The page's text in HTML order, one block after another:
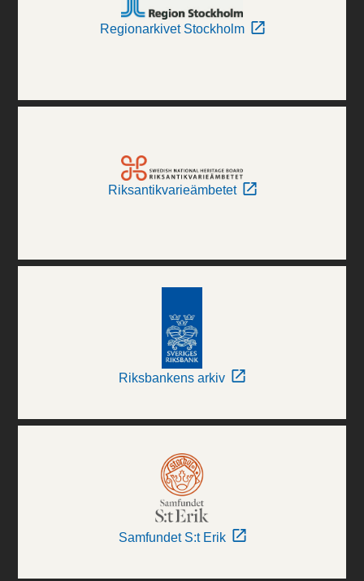
Regionarkivet Stockholm
Riksantikvarieämbetet
Riksbankens arkiv
Samfundet S:t Erik